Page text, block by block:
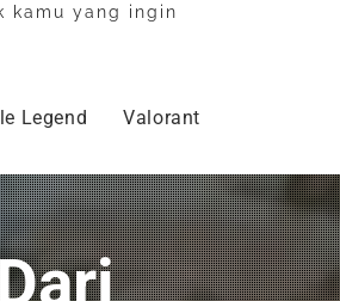
kamu yang ingin
Legend Valorant